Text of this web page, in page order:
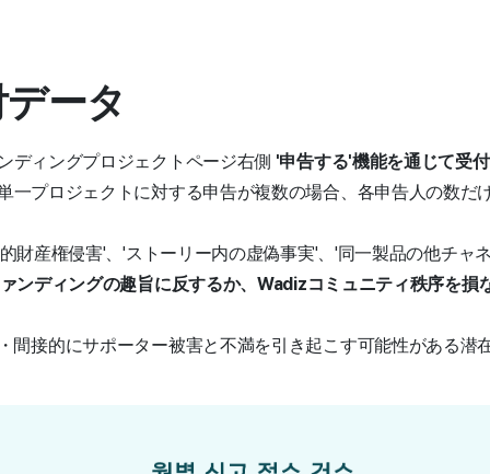
ータ
ディングプロジェクトページ右側 '申告する'機能を通じて受
一プロジェクトに対する申告が複数の場合、各申告人の数だ
財産権侵害'、'ストーリー内の虚偽事実'、'同一製品の他チャ
ンディングの趣旨に反するか、Wadizコミュニティ秩序を損
間接的にサポーター被害と不満を引き起こす可能性がある潜